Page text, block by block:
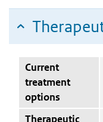
Current
treatment
options
Therapeutic